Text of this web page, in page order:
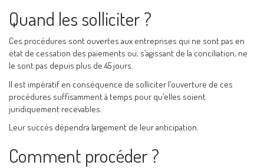
Quand les solliciter ?
Ces procédures sont ouvertes aux entreprises qui ne sont pas en
état de cessation des paiements ou, s’agissant de la conciliation, ne
le sont pas depuis plus de 45 jours.
Il est impératif en conséquence de solliciter l’ouverture de ces
procédures suffisamment à temps pour qu’elles soient
juridiquement recevables.
Leur succès dépendra largement de leur anticipation.
Comment procéder ?